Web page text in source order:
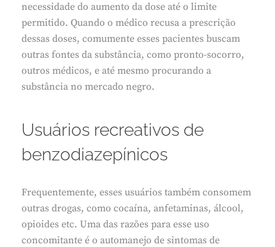
necessidade do aumento da dose até o limite
permitido. Quando o médico recusa a prescrição
dessas doses, comumente esses pacientes buscam
outras fontes da substância, como pronto-socorro,
outros médicos, e até mesmo procurando a
substância no mercado negro.
Usuários recreativos de
benzodiazepínicos
Frequentemente, esses usuários também consomem
outras drogas, como cocaína, anfetaminas, álcool,
opioides etc. Uma das razões para esse uso
concomitante é o automanejo de sintomas de